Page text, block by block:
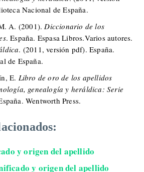
Nacional de España.
A. (2001).Diccionario de los
. España. Espasa Libros.Varios autores.
. (2011, versión pdf). España.
de España.
E. Libro de oro de los apellidos
genealogía y heráldica: Serie
Wentworth Press.
y origen del apellido
y origen del apellido